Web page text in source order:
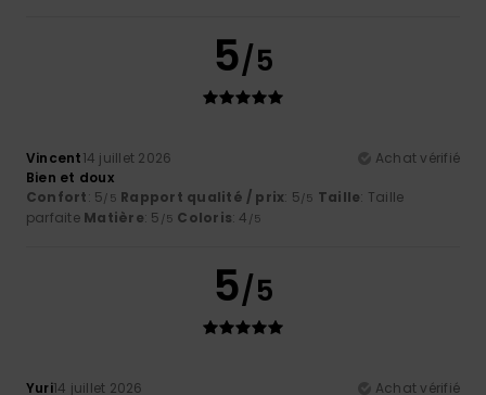
5/5
Vincent14 juillet 2026
Achat vérifié
Bien et doux
Confort: 5/5 Rapport qualité / prix: 5/5 Taille: Taille
parfaite Matière: 5 /5 Coloris: 4 /5
5/5
Yuri14 juillet 2026
Achat vérifié